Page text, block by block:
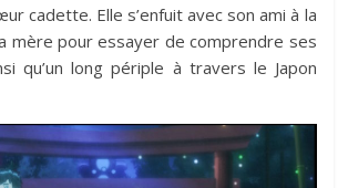
cadette. Elle s’enfuit avec son ami à la
mère pour essayer de comprendre ses
qu’un long périple à travers le Japon